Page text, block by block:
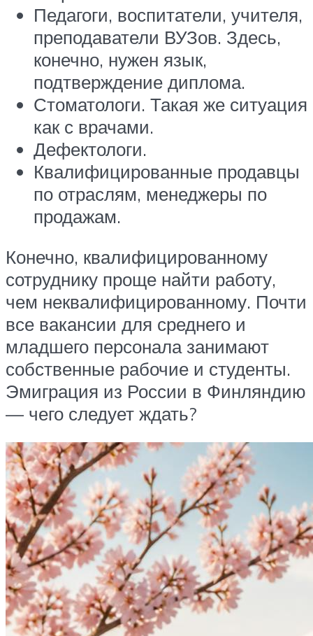
Педагоги, воспитатели, учителя,
преподаватели ВУЗов. Здесь,
конечно, нужен язык,
подтверждение диплома.
Стоматологи. Такая же ситуация
как с врачами.
Дефектологи.
Квалифицированные продавцы
по отраслям, менеджеры по
продажам.
Конечно, квалифицированному
сотруднику проще найти работу,
чем неквалифицированному. Почти
все вакансии для среднего и
младшего персонала занимают
собственные рабочие и студенты.
Эмиграция из России в Финляндию
— чего следует ждать?